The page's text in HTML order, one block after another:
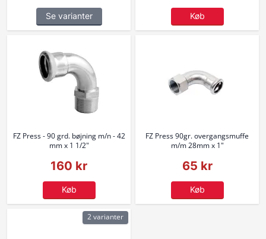
Se varianter Køb
FZ Press - 90 grd. bøjning m/n - 42
mm x 1 1/2"
160 kr
Køb
FZ Press 90gr. overgangsmuffe
m/m 28mm x 1"
65 kr
Køb
2 varianter